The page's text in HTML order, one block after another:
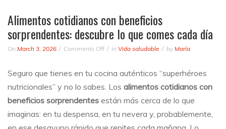
Alimentos cotidianos con beneficios
sorprendentes: descubre lo que comes cada día
On March 3, 2026 Comments Offon
con
beneficios
sorprendentes:
lo
in Vida saludable by María
Seguro que tienes en tu cocina auténticos “superhéroes
nutricionales” y no lo sabes. Los alimentos cotidianos con
beneficios sorprendentes están más cerca de lo que
imaginas: en tu despensa, en tu nevera y, probablemente,